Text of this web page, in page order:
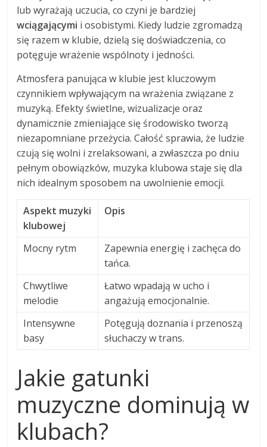
lub wyrażają uczucia, co czyni je bardziej
wciągającymi i osobistymi. Kiedy ludzie zgromadzą
się razem w klubie, dzielą się doświadczenia, co
potęguje wrażenie wspólnoty i jedności.
Atmosfera panująca w klubie jest kluczowym
czynnikiem wpływającym na wrażenia związane z
muzyką. Efekty świetlne, wizualizacje oraz
dynamicznie zmieniające się środowisko tworzą
niezapomniane przeżycia. Całość sprawia, że ludzie
czują się wolni i zrelaksowani, a zwłaszcza po dniu
pełnym obowiązków, muzyka klubowa staje się dla
nich idealnym sposobem na uwolnienie emocji.
Aspekt muzyki
klubowej
Opis
Mocny rytm
Zapewnia energię i zachęca do
tańca.
Chwytliwe
melodie
Łatwo wpadają w ucho i
angażują emocjonalnie.
Intensywne
basy
Potęgują doznania i przenoszą
słuchaczy w trans.
Jakie gatunki
muzyczne dominują w
klubach?